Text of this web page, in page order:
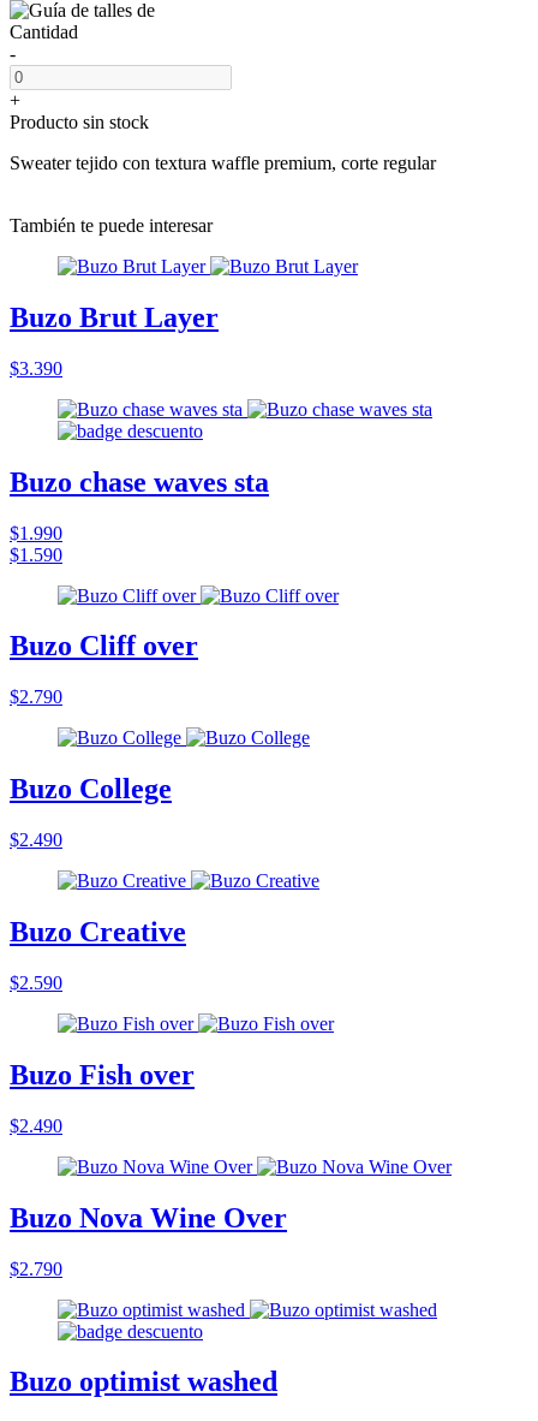
Cantidad
-
+
Producto sin stock
Sweater tejido con textura waffle premium, corte regular
También te puede interesar
Buzo Brut Layer
$3.390
Buzo chase waves sta
$1.990
$1.590
Buzo Cliff over
$2.790
Buzo College
$2.490
Buzo Creative
$2.590
Buzo Fish over
$2.490
Buzo Nova Wine Over
$2.790
Buzo optimist washed